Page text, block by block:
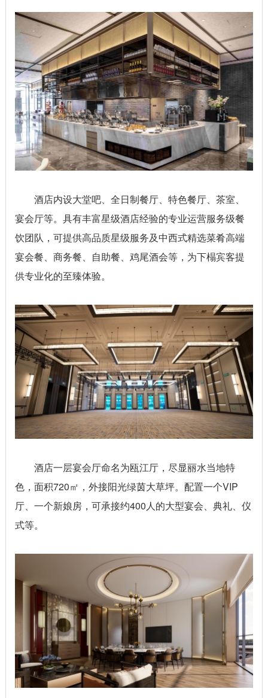
酒店内设大堂吧、全日制餐厅、特色餐厅、茶室、
宴会厅等。具有丰富星级酒店经验的专业运营服务级餐
饮团队，可提供高品质星级服务及中西式精选菜肴高端
宴会餐、商务餐、自助餐、鸡尾酒会等，为下榻宾客提
供专业化的至臻体验。
酒店一层宴会厅命名为瓯江厅，尽显丽水当地特
色，面积720㎡，外接阳光绿茵大草坪。配置一个VIP
厅、一个新娘房，可承接约400人的大型宴会、典礼、仪
式等。